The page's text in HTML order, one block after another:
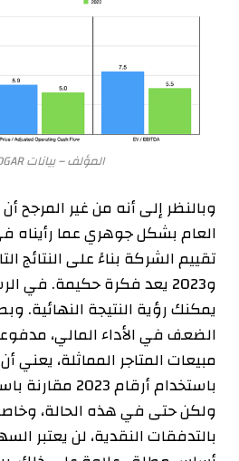
المؤلف – بيانات SEC EDGAR
وبالنظر إلى أنه من غير المرجح
و2023 يعد فكرة حكيمة. في
يمكنك رؤية النتيجة النهائية.
الضعف في الأداء المالي،
مبيعات المتاجر المماثلة، يعني
ولكن حتى في هذه الحالة،
بالتدفقات النقدية، لن يعتبر